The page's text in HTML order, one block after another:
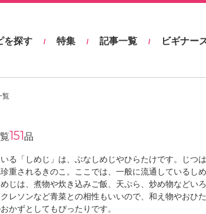
を探す / 特集 / 記事一覧 / ビギナー
覧
151品
る「しめじ」は、ぶなしめじやひらたけです。じつ
重されるきのこ。ここでは、一般に流通しているし
じは、煮物や炊き込みご飯、天ぷら、炒め物などい
レソンなど青菜との相性もいいので、和え物やおひ
かずとしてもぴったりです。